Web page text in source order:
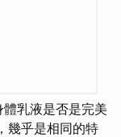
乳液是否是完美
幾乎是相同的特